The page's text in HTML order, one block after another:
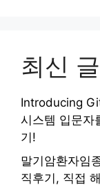
최신 글
Introducing
시스템 입문자
기!
말기암환자임
직후기, 직접